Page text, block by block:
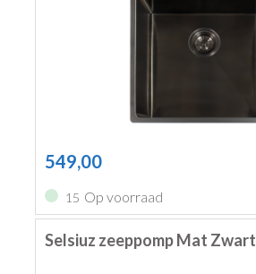
549,00
15 Op voorraad
Selsiuz zeeppomp Mat Zwart